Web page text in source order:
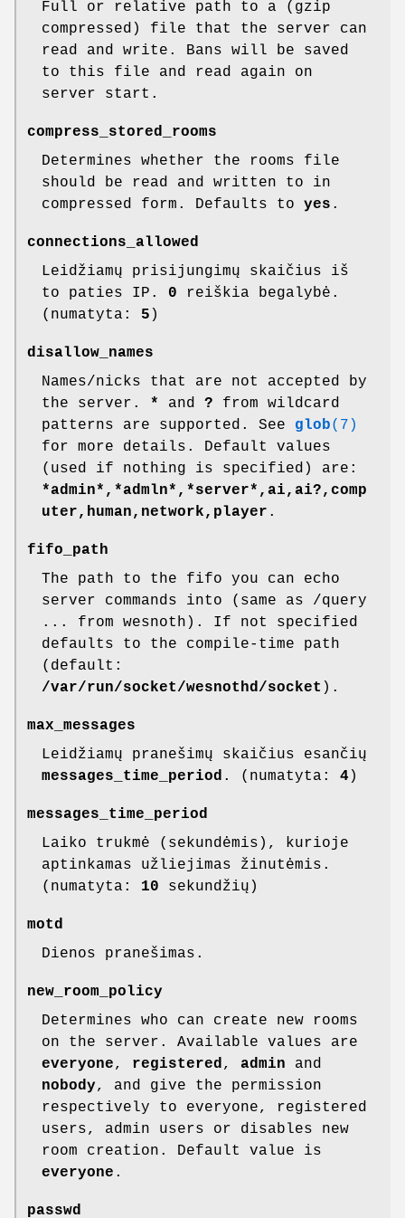
Full or relative path to a (gzip
compressed) file that the server can
read and write. Bans will be saved
to this file and read again on
server start.
compress_stored_rooms
Determines whether the rooms file
should be read and written to in
compressed form. Defaults to yes .
connections_allowed
Leidžiamų prisijungimų skaičius iš
to paties IP. 0 reiškia begalybė.
(numatyta: 5 )
disallow_names
Names/nicks that are not accepted by
the server. * and ? from wildcard
patterns are supported. See glob(7)
for more details. Default values
(used if nothing is specified) are:
*admin*,*admln*,*server*,ai,ai?,comp
uter,human,network,player .
fifo_path
The path to the fifo you can echo
server commands into (same as /query
... from wesnoth). If not specified
defaults to the compile-time path
(default:
/var/run/socket/wesnothd/socket ).
max_messages
Leidžiamų pranešimų skaičius esančių
messages_time_period . (numatyta: 4)
messages_time_period
Laiko trukmė (sekundėmis), kurioje
aptinkamas užliejimas žinutėmis.
(numatyta: 10 sekundžių)
motd
Dienos pranešimas.
new_room_policy
Determines who can create new rooms
on the server. Available values are
everyone, registered , admin and
nobody, and give the permission
respectively to everyone, registered
users, admin users or disables new
room creation. Default value is
everyone .
passwd